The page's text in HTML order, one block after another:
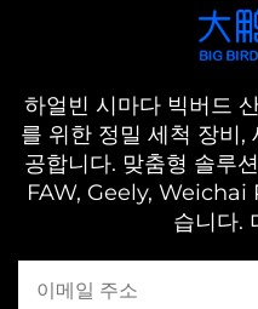
하얼빈 시마다 빅버드
를 위한 정밀 세척 장비,
공합니다. 맞춤형 솔루
FAW, Geely, Weichai
습니다.